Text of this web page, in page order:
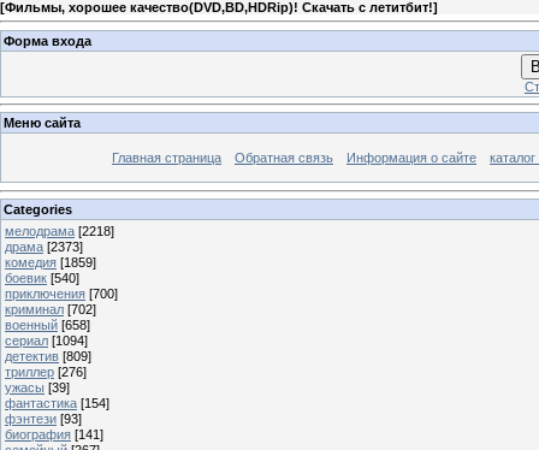
[Фильмы, хорошее качество(DVD,BD,HDRip)! Скачать с летитбит!]
Форма входа
Меню сайта
Главная страница Обратная связь Информация о сайте
Categories
мелодрама [2218]
драма [2373]
комедия [1859]
боевик [540]
приключения [700]
криминал [702]
военный [658]
сериал [1094]
детектив [809]
триллер [276]
ужасы [39]
фантастика [154]
фэнтези [93]
биография [141]